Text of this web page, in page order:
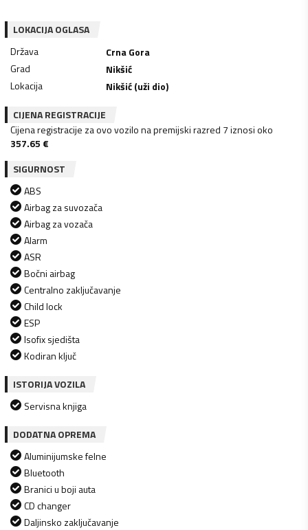
LOKACIJA OGLASA
Država
Crna Gora
Grad
Nikšić
Lokacija
Nikšić (uži dio)
CIJENA REGISTRACIJE
Cijena registracije za ovo vozilo na premijski razred 7 iznosi oko
357.65 €
SIGURNOST
ABS
Airbag za suvozača
Airbag za vozača
Alarm
ASR
Bočni airbag
Centralno zaključavanje
Child lock
ESP
Isofix sjedišta
Kodiran ključ
ISTORIJA VOZILA
Servisna knjiga
DODATNA OPREMA
Aluminijumske felne
Bluetooth
Branici u boji auta
CD changer
Daljinsko zaključavanje